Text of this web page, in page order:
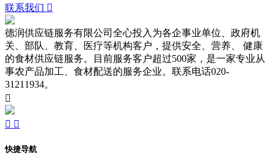
联系我们 
德润供应链服务有限公司全心投入为各企事业单位、政府机
关、部队、教育、医疗等机构客户，提供安全、营养、 健康
的食材供应链服务。目前服务客户超过500家，是一家专业从
事农产品加工、食材配送的服务企业。联系电话020-
31211934。

 
快捷导航